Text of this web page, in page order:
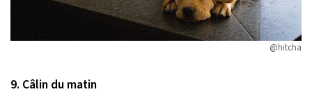
@hitcha
9. Câlin du matin